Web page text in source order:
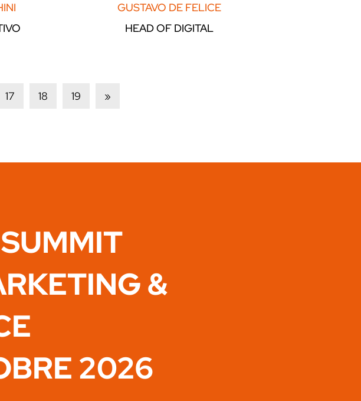
GUSTAVO DE FELICE
HEAD OF DIGITAL
17 18 19 »
&
2026